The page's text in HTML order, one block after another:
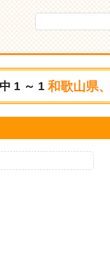
1 ～ 1 和歌山県、